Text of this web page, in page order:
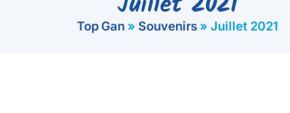
Top Gan» Souvenirs» Juillet 2021